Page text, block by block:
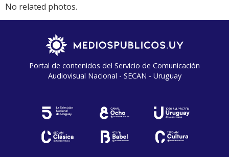
No related photos.
Portal de contenidos del Servicio de Comunicación
Audiovisual Nacional - SECAN - Uruguay